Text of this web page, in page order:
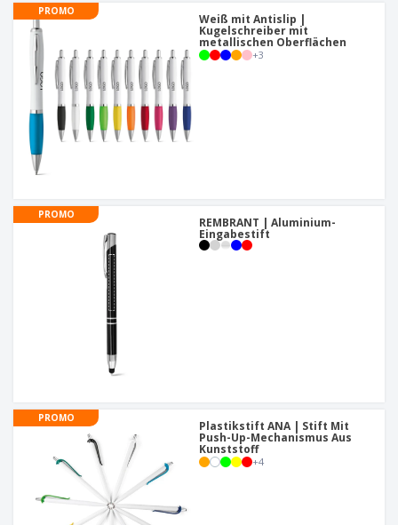
PROMO
Weiß mit Antislip |
Kugelschreiber mit
metallischen Oberflächen
+3
PROMO
REMBRANT | Aluminium-
Eingabestift
PROMO
Plastikstift ANA | Stift Mit
Push-Up-Mechanismus Aus
Kunststoff
+4